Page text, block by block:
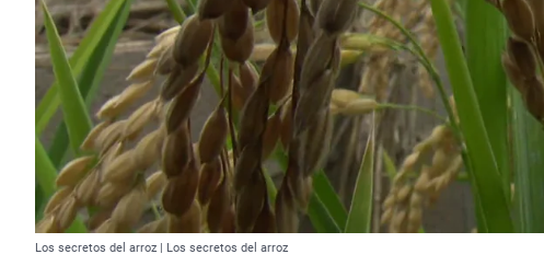
Los secretos del arroz | Los secretos del arroz